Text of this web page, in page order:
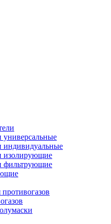
универсальные
индивидуальные
изолирующие
фильтрующие